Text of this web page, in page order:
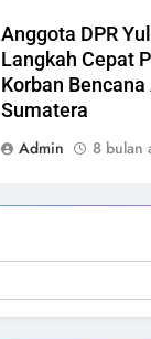
Anggota DPR
Langkah Cepat
Korban
Sumatera
Admin
8 bulan